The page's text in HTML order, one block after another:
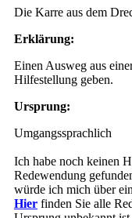
Die Karre aus dem
Erklärung:
Einen Ausweg aus
Hilfestellung geben.
Ursprung:
Umgangssprachlich
Ich habe noch keinen
Redewendung
würde ich mich über
Hier finden Sie alle